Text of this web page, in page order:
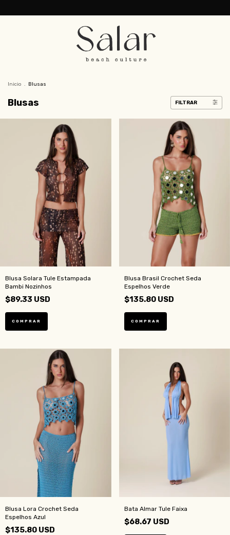
Inicio . Blusas
Blusas FILTRAR
Blusa Solara Tule Estampada
Bambi Nozinhos
$89.33 USD
COMPRAR
Blusa Brasil Crochet Seda
Espelhos Verde
$135.80 USD
COMPRAR
Blusa Lora Crochet Seda
Espelhos Azul
$135.80 USD
Bata Almar Tule Faixa
$68.67 USD